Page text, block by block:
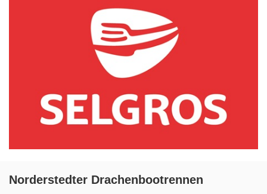
Norderstedter Drachenbootrennen